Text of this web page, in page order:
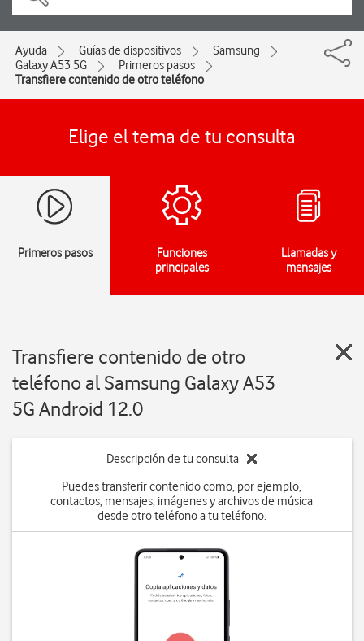
Ayuda Guías de dispositivos
Samsung
Galaxy A53 5G
Primeros pasos
Transfiere contenido de otro teléfono
Elige el tema de tu consulta
Primeros pasos
Funciones
principales
Llamadas y
mensajes
Transfiere contenido de otro
teléfono al Samsung Galaxy A53
5G Android 12.0
Descripción de tu consulta
Puedes transferir contenido como, por ejemplo,
contactos, mensajes, imágenes y archivos de música
desde otro teléfono a tu teléfono.